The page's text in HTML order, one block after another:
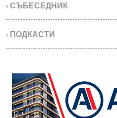
› СЪБЕСЕДНИК
› ПОДКАСТИ